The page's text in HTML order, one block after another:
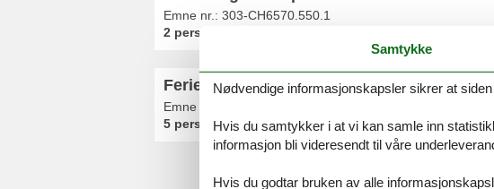
Emne nr.: 303-CH6570.550.1
2 personer
Feriehus - 5 personer - 6575 - Vairano
Emne nr.:
5 personer
Samtykke
Nødvendige informasjonskapsler sikrer at
Hvis du samtykker i at vi kan samle inn
informasjon bli videresendt til våre
Hvis du godtar bruken av alle